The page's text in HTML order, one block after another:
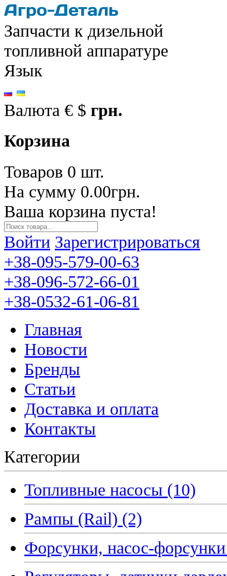
Запчасти к дизельной
топливной аппаратуре
Язык
Валюта € $ грн.
Корзина
Товаров 0 шт.
На сумму 0.00грн.
Ваша корзина пуста!
Войти Зарегистрироваться
+38-095-579-00-63
+38-096-572-66-01
+38-0532-61-06-81
Главная
Новости
Бренды
Статьи
Доставка и оплата
Контакты
Категории
Топливные насосы (10)
Рампы (Rail) (2)
Форсунки, насос-